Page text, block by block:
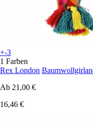
+-3
1 Farben
Rex London
Ab 21,00 €
16,46 €